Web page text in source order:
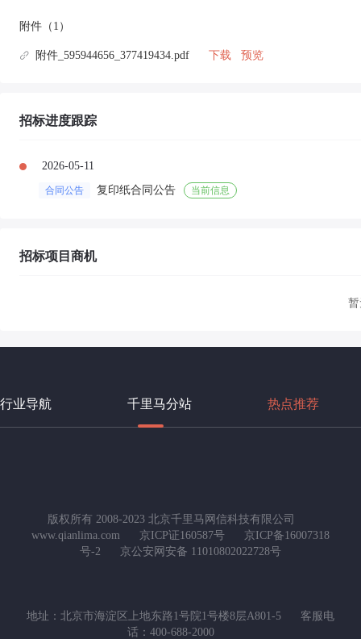
附件（1）
附件_595944656_377419434.pdf 下载 预览
招标进度跟踪
2026-05-11
合同公告 复印纸合同公告 当前信息
招标项目商机
行业导航 千里马分站 热点推荐
版权所有 2008-2023 北京千里马网信科技有限公司
www.qianlima.com
京ICP证160587号
京ICP备16007318
号-2
京公安网安备 11010802022728号
地址：北京市海淀区上地东路1号院1号楼8层A801-5
客服电
话：400-688-2000